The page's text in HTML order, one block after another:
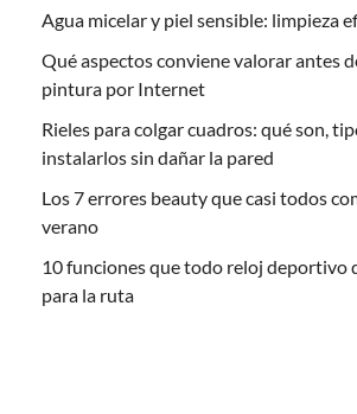
Agua micelar y piel sensible: limpieza
Qué aspectos conviene valorar antes
pintura por Internet
Rieles para colgar cuadros: qué son,
instalarlos sin dañar la pared
Los 7 errores beauty que casi todos
verano
10 funciones que todo reloj deportivo
para la ruta